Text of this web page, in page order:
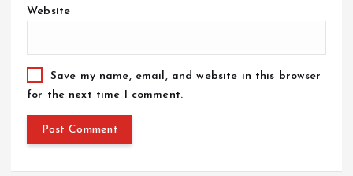
Website
Save my name, email, and website in this browser
for the next time I comment.